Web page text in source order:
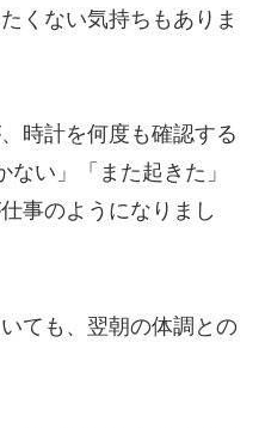
くない気持ちもありま
時計を何度も確認する
い」「また起きた」
事のようになりまし
ても、翌朝の体調との